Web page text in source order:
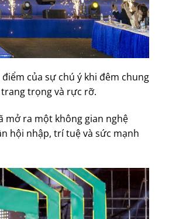
của sự chú ý khi đêm chung
trọng và rực rỡ.
mở ra một không gian nghệ
hội nhập, trí tuệ và sức mạnh